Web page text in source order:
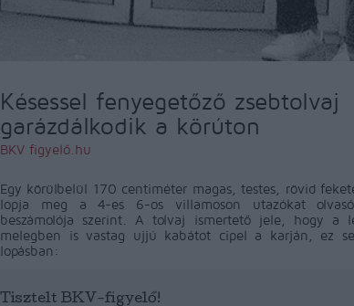
Késessel fenyegetőző zsebtolvaj
garázdálkodik a körúton
BKV figyelő.hu
Egy körülbelül 170 centiméter magas, testes, rövid
lopja meg a 4-es 6-os villamoson utazókat
beszámolója szerint. A tolvaj ismertető jele, hogy a
melegben is vastag ujjú kabátot cipel a karján, ez
lopásban:
Tisztelt BKV-figyelő!